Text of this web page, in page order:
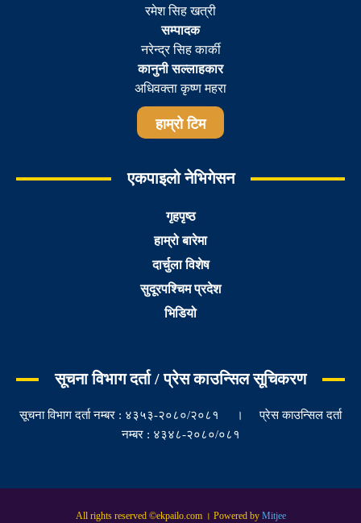
रमेश सिह खत्री
सम्पादक
नरेन्द्र सिह कार्की
कानुनी सल्लाहकार
अधिवक्ता कृष्ण महरा
हाम्रो टिम
एकपाइलो नेभिगेसन
गृहपृष्ठ
हाम्रो बारेमा
दार्चुला विशेष
सुदूरपश्चिम प्रदेश
भिडियो
सूचना विभाग दर्ता / प्रेस काउन्सिल सूचिकरण
सूचना विभाग दर्ता नम्बर : ४३५३-२०८०/२०८१ । प्रेस काउन्सिल दर्ता
नम्बर : ४३४८-२०८०/०८१
All rights reserved ©ekpailo.com । Powered by Mitjee